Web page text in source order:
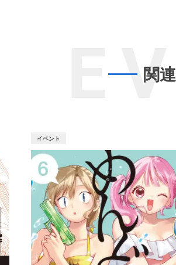
関
イベント